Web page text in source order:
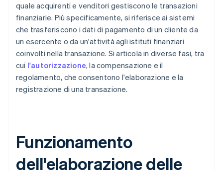
quale acquirenti e venditori gestiscono le transazioni
finanziarie. Più specificamente, si riferisce ai sistemi
che trasferiscono i dati di pagamento di un cliente da
un esercente o da un'attività agli istituti finanziari
coinvolti nella transazione. Si articola in diverse fasi, tra
cui l'autorizzazione, la compensazione e il
regolamento, che consentono l'elaborazione e la
registrazione di una transazione.
Funzionamento
dell'elaborazione delle